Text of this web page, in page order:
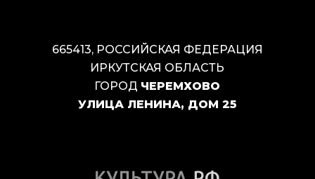
665413, РОССИЙСКАЯ ФЕДЕРАЦИЯ
ИРКУТСКАЯ ОБЛАСТЬ
ГОРОД ЧЕРЕМХОВО
УЛИЦА ЛЕНИНА, ДОМ 25